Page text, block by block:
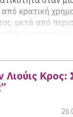
από κρατική
μετά από
έχει εντελώς
Η ίδια η
Γερμανίας,
Λιούις Κρος: